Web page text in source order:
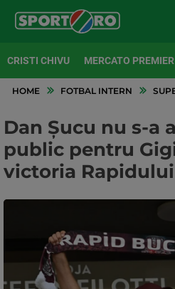
CRISTI CHIVU MERCATO
HOME FOTBAL INTERN
Dan Șucu nu s-a
public pentru
victoria